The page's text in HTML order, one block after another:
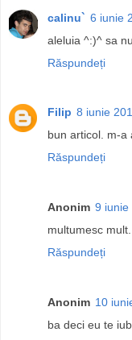
calinu` 6 iunie
aleluia ^:)^ sa
Răspundeți
Filip 8 iunie
bun articol. m-a
Răspundeți
Anonim 9 iunie
multumesc
Răspundeți
Anonim 10
ba deci eu te